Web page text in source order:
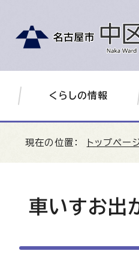
くらしの情報
現在の位置： トップペー
車いすお出